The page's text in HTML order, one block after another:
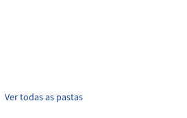
Ver todas as pastas